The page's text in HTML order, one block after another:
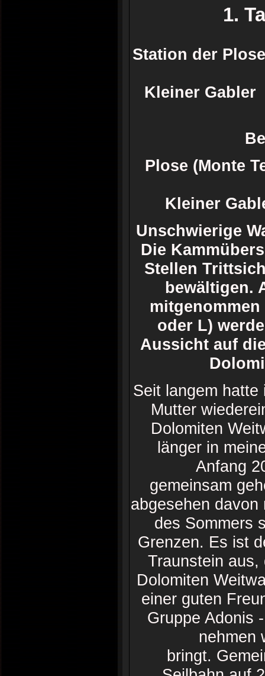
1.
Station der
Kleiner
Plose (Monte
Kleiner
Unschwierige
Die
Stellen
bewältigen.
oder L)
Aussicht auf
Seit langem hatte
Mutter
Dolomiten
länger in
Anfang
gemeinsam
abgesehen
des Sommers
Grenzen. Es ist
Traunstein aus,
Dolomiten
einer guten
Gruppe Adonis
nehmen
bringt.